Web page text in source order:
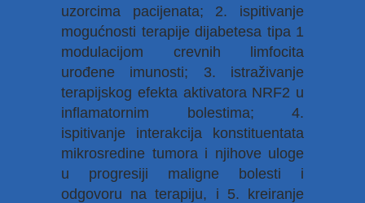
uzorcima pacijenata; 2. ispitivanje
mogućnosti terapije dijabetesa tipa 1
modulacijom crevnih limfocita
urođene imunosti; 3. istraživanje
terapijskog efekta aktivatora NRF2 u
inflamatornim bolestima; 4.
ispitivanje interakcija konstituentata
mikrosredine tumora i njihove uloge
u progresiji maligne bolesti i
odgovoru na terapiju, i 5. kreiranje